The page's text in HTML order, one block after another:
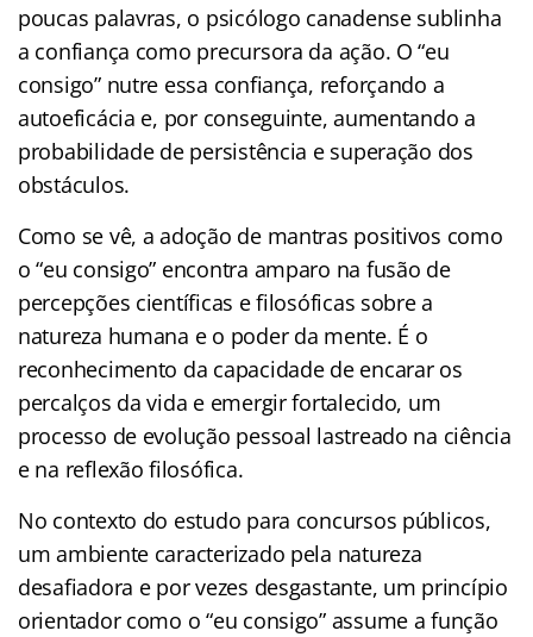
poucas palavras, o psicólogo canadense sublinha
a confiança como precursora da ação. O “eu
consigo” nutre essa confiança, reforçando a
autoeficácia e, por conseguinte, aumentando a
probabilidade de persistência e superação dos
obstáculos.
Como se vê, a adoção de mantras positivos como
o “eu consigo” encontra amparo na fusão de
percepções científicas e filosóficas sobre a
natureza humana e o poder da mente. É o
reconhecimento da capacidade de encarar os
percalços da vida e emergir fortalecido, um
processo de evolução pessoal lastreado na ciência
e na reflexão filosófica.
No contexto do estudo para concursos públicos,
um ambiente caracterizado pela natureza
desafiadora e por vezes desgastante, um princípio
orientador como o “eu consigo” assume a função